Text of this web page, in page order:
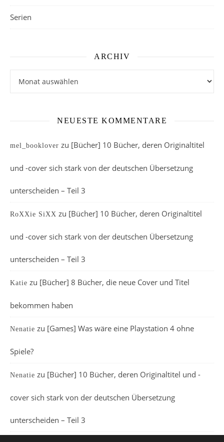
Serien
ARCHIV
NEUESTE KOMMENTARE
mel_booklover zu [Bücher] 10 Bücher, deren Originaltitel
und -cover sich stark von der deutschen Übersetzung
unterscheiden – Teil 3
RoXXie SiXX zu [Bücher] 10 Bücher, deren Originaltitel
und -cover sich stark von der deutschen Übersetzung
unterscheiden – Teil 3
Katie zu [Bücher] 8 Bücher, die neue Cover und Titel
bekommen haben
Nenatie zu [Games] Was wäre eine Playstation 4 ohne
Spiele?
Nenatie zu [Bücher] 10 Bücher, deren Originaltitel und -
cover sich stark von der deutschen Übersetzung
unterscheiden – Teil 3